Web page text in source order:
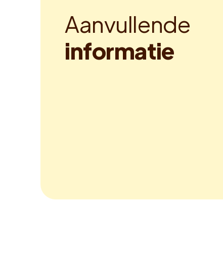
Aanvullende
informatie